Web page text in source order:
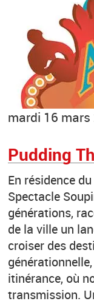
mardi 16 mars
Pudding
En résidence
Spectacle
générations,
de la ville un
croiser des
itinérance, où
transmission.